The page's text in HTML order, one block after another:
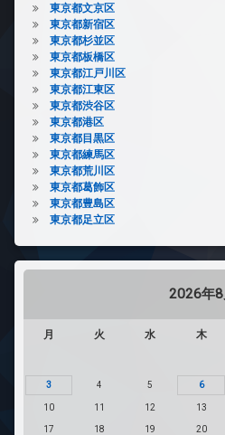
東京都文京区
東京都新宿区
東京都杉並区
東京都板橋区
東京都江戸川区
東京都江東区
東京都渋谷区
東京都港区
東京都目黒区
東京都練馬区
東京都荒川区
東京都葛飾区
東京都豊島区
東京都足立区
2026年8
月 火 水 木
3 4 5 6
10 11 12 13
17 18 19 20